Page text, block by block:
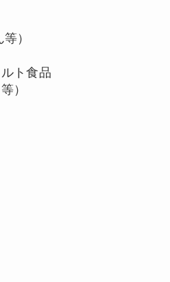
）
ト食品
）